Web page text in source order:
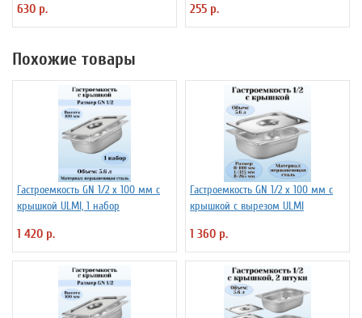
630 р. 255 р.
Похожие товары
Гастроемкость GN 1/2 х 100 мм с
крышкой ULMI, 1 набор
1 420 р.
Гастроемкость GN 1/2 х 100 мм с
крышкой с вырезом ULMI
1 360 р.